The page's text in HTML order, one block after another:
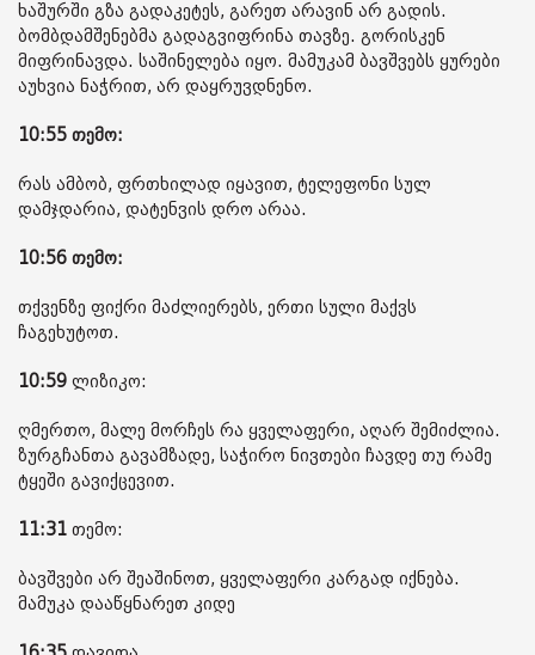
ხაშურში გზა გადაკეტეს, გარეთ არავინ არ გადის.
ბომბდამშენებმა გადაგვიფრინა თავზე. გორისკენ
მიფრინავდა. საშინელება იყო. მამუკამ ბავშვებს ყურები
აუხვია ნაჭრით, არ დაყრუვდნენო.
10:55 თემო:
რას ამბობ, ფრთხილად იყავით, ტელეფონი სულ
დამჯდარია, დატენვის დრო არაა.
10:56 თემო:
თქვენზე ფიქრი მაძლიერებს, ერთი სული მაქვს
ჩაგეხუტოთ.
10:59 ლიზიკო:
ღმერთო, მალე მორჩეს რა ყველაფერი, აღარ შემიძლია.
ზურგჩანთა გავამზადე, საჭირო ნივთები ჩავდე თუ რამე
ტყეში გავიქცევით.
11:31 თემო:
ბავშვები არ შეაშინოთ, ყველაფერი კარგად იქნება.
მამუკა დააწყნარეთ კიდე